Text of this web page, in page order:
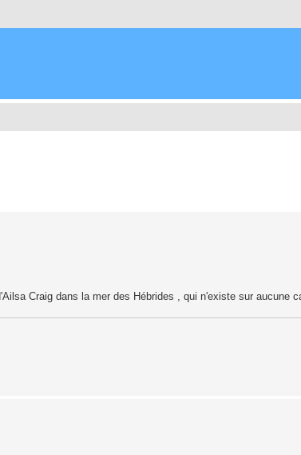
Craig dans la mer des Hébrides , qui n'existe sur aucune